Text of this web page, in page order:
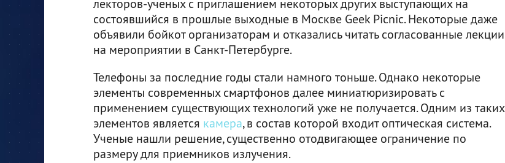
лекторов-ученых с приглашением некоторых других выступающих на
состоявшийся в прошлые выходные в Москве Geek Picnic. Некоторые даже
объявили бойкот организаторам и отказались читать согласованные лекции
на мероприятии в Санкт-Петербурге.
Телефоны за последние годы стали намного тоньше. Однако некоторые
элементы современных смартфонов далее миниатюризировать с
применением существующих технологий уже не получается. Одним из таких
элементов является камера, в состав которой входит оптическая система.
Ученые нашли решение, существенно отодвигающее ограничение по
размеру для приемников излучения.